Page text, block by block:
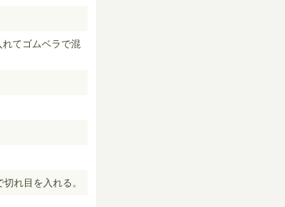
てゴムベラで混
れ目を入れる。